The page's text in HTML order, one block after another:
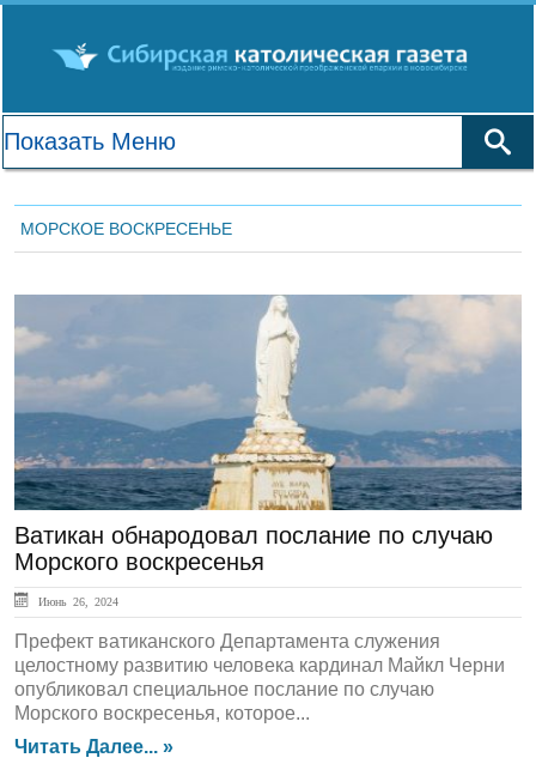
МОРСКОЕ ВОСКРЕСЕНЬЕ
ГЛАВНАЯ
Ватикан обнародовал послание по случаю
Морского воскресенья
Июнь 26, 2024
Префект ватиканского Департамента служения
целостному развитию человека кардинал Майкл Черни
опубликовал специальное послание по случаю
Морского воскресенья, которое...
Читать Далее... »